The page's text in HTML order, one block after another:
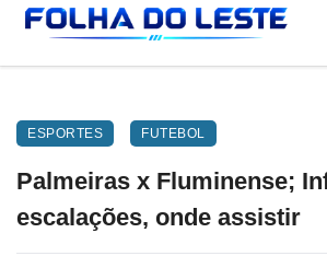
ESPORTES FUTEBOL
Palmeiras x Fluminense;
escalações, onde assistir